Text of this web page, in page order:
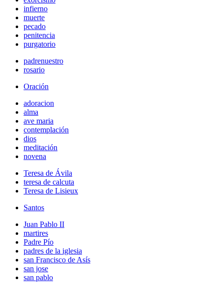
infierno
muerte
pecado
penitencia
purgatorio
padrenuestro
rosario
Oración
adoracion
alma
ave maria
contemplación
dios
meditación
novena
Teresa de Ávila
teresa de calcuta
Teresa de Lisieux
Santos
Juan Pablo II
martires
Padre Pío
padres de la iglesia
san Francisco de Asís
san jose
san pablo